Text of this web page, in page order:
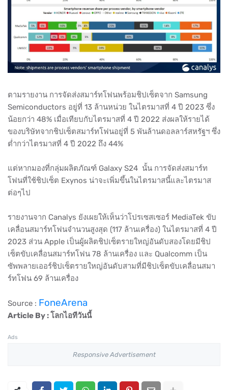
ตามรายงาน การจัดส่งสมาร์ทโฟนพร้อมชิปเซ็ตจาก Samsung
Semiconductors อยู่ที่ 13 ล้านหน่วย ในไตรมาสที่ 4 ปี 2023 ซึ่ง
น้อยกว่า 48% เมื่อเทียบกับไตรมาสที่ 4 ปี 2022 ส่งผลให้รายได้
ของบริษัทจากชิปเซ็ตสมาร์ทโฟนอยู่ที่ 5 พันล้านดอลลาร์สหรัฐฯ ซึ่ง
ต่ำกว่าไตรมาสที่ 4 ปี 2022 ถึง 44%
แต่หากมองที่กลุ่มผลิตภัณฑ์ Galaxy S24 นั้น การจัดส่งสมาร์ท
โฟนที่ใช้ชิปเซ็ต Exynos น่าจะเพิ่มขึ้นในไตรมาสนี้และไตรมาส
ต่อๆไป
รายงานจาก Canalys ยังเผยให้เห็นว่าโปรเซสเซอร์ MediaTek ขับ
เคลื่อนสมาร์ทโฟนจำนวนสูงสุด (117 ล้านเครื่อง) ในไตรมาสที่ 4 ปี
2023 ส่วน Apple เป็นผู้ผลิตชิปเซ็ตรายใหญ่อันดับสองโดยมีชิป
เซ็ตขับเคลื่อนสมาร์ทโฟน 78 ล้านเครื่อง และ Qualcomm เป็น
ซัพพลายเออร์ชิปเซ็ตรายใหญ่อันดับสามที่มีชิปเซ็ตขับเคลื่อนสมา
ร์ทโฟน 69 ล้านเครื่อง
Source : FoneArena
Article By : โลกไอทีวันนี้
Ads
Responsive Advertisement